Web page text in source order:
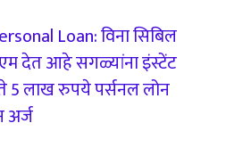
Loan: विना सिबिल
देत आहे सगळ्यांना इंस्टेंट
5 लाख रुपये पर्सनल लोन